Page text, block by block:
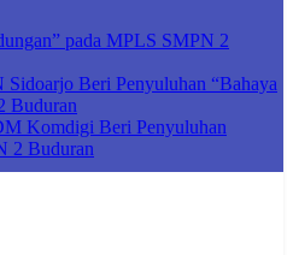
pada MPLS SMPN 2
Beri Penyuluhan “Bahaya
Buduran
Komdigi Beri Penyuluhan
2 Buduran